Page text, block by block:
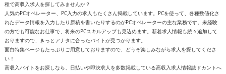
種で高収入求人を探してみませんか？
人気のPCオペレーター、PC入力の求人もたくさん掲載しています。PCを使って、各種数値化さ
れたデータ情報を入力したり原稿を書いたりするのがPCオペレーターの主な業務です。未経験
の方でも可能なお仕事で、将来のPCスキルアップも見込めます。新着求人情報も続々追加して
おりますので、きっとアナタに合ったバイトが見つかります。
面白特集ページもたっぷりご用意しておりますので、どうぞ楽しみながら求人を探してくださ
い！
高収入バイトをお探しなら、日払いや即決求人を多数掲載している高収入求人情報誌ドカントへ